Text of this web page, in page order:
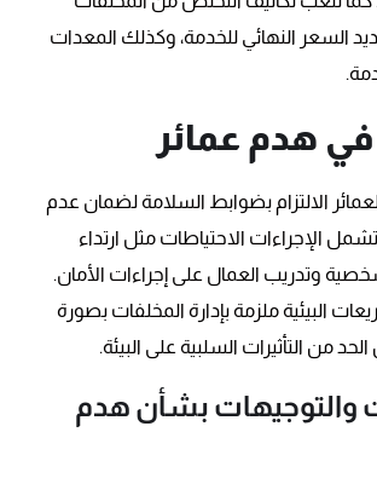
السعر النهائي للخدمة، وكذلك المعدات
هدم عمائر
الالتزام بضوابط السلامة لضمان عدم
الإجراءات الاحتياطات مثل ارتداء
وتدريب العمال على إجراءات الأمان.
البيئية ملزمة بإدارة المخلفات بصورة
من التأثيرات السلبية على البيئة.
والتوجيهات بشأن هدم